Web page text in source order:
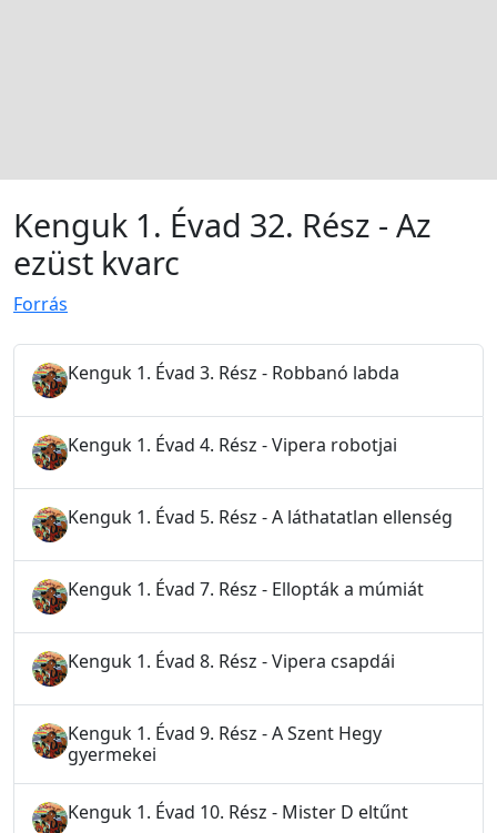
Kenguk 1. Évad 32. Rész - Az
ezüst kvarc
Forrás
Kenguk 1. Évad 3. Rész - Robbanó labda
Kenguk 1. Évad 4. Rész - Vipera robotjai
Kenguk 1. Évad 5. Rész - A láthatatlan ellenség
Kenguk 1. Évad 7. Rész - Ellopták a múmiát
Kenguk 1. Évad 8. Rész - Vipera csapdái
Kenguk 1. Évad 9. Rész - A Szent Hegy
gyermekei
Kenguk 1. Évad 10. Rész - Mister D eltűnt